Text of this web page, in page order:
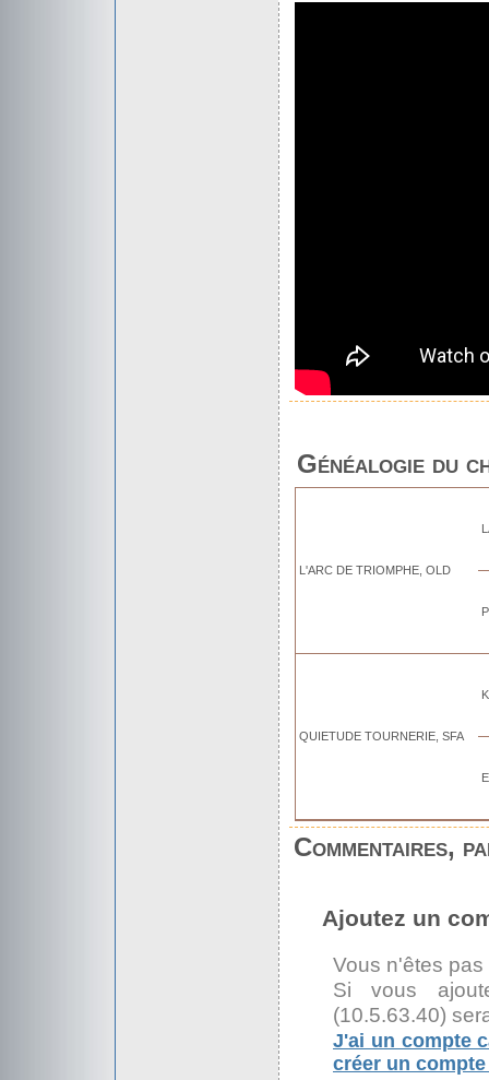
Généalogie du
L'ARC DE TRIOMPHE, OLD
QUIETUDE TOURNERIE, SFA
Commentaires,
Ajoutez un
Vous n'êtes
Si vous
(10.5.63.40)
J'ai un compte
créer un